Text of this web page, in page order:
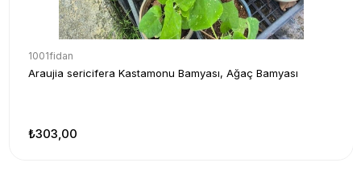
1001fidan
Araujia sericifera Kastamonu Bamyası, Ağaç Bamyası
₺303,00